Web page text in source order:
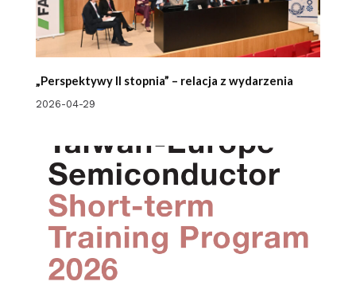
„Perspektywy II stopnia” – relacja z wydarzenia
2026-04-29